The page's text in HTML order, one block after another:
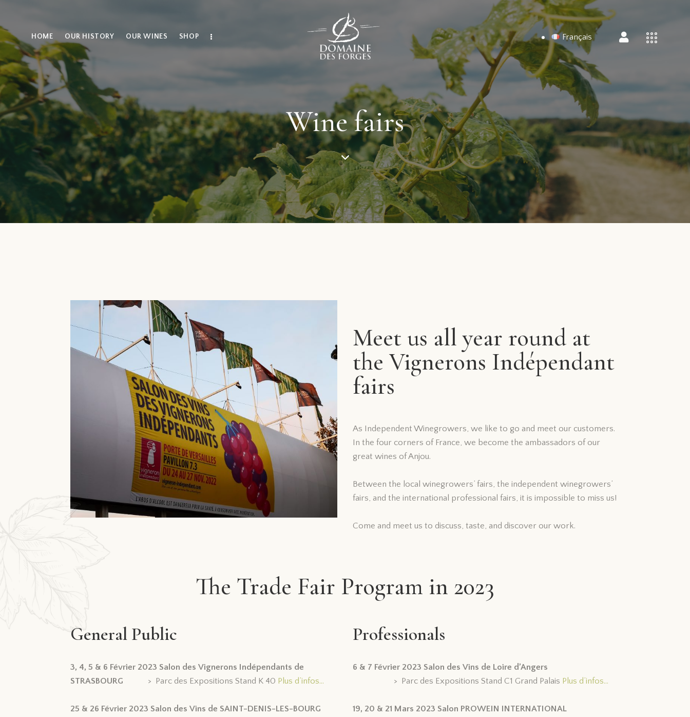
HOME OUR HISTORY OUR WINES SHOP Français
Wine fairs
Meet us all year round at
the Vignerons Indépendant
fairs
As Independent Winegrowers, we like to go and meet our customers.
In the four corners of France, we become the ambassadors of our
great wines of Anjou.
Between the local winegrowers’ fairs, the independent winegrowers’
fairs, and the international professional fairs, it is impossible to miss us!
Come and meet us to discuss, taste, and discover our work.
The Trade Fair Program in 2023
General Public
3, 4, 5 & 6 Février 2023 Salon des Vignerons Indépendants de
STRASBOURG > Parc des Expositions Stand K 40 Plus d’infos…
25 & 26 Février 2023 Salon des Vins de SAINT-DENIS-LES-BOURG
Professionals
6 & 7 Février 2023 Salon des Vins de Loire d’Angers
> Parc des Expositions Stand C1 Grand Palais Plus d’infos…
19, 20 & 21 Mars 2023 Salon PROWEIN INTERNATIONAL